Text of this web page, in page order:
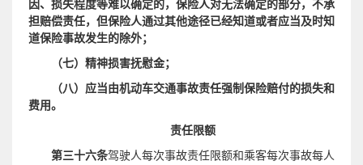
因、损失程度等难以确定的，保险人对无法确定的部分，不承
担赔偿责任，但保险人通过其他途径已经知道或者应当及时知
道保险事故发生的除外；
（七）精神损害抚慰金；
（八）应当由机动车交通事故责任强制保险赔付的损失和
费用。
责任限额
第三十六条驾驶人每次事故责任限额和乘客每次事故每人